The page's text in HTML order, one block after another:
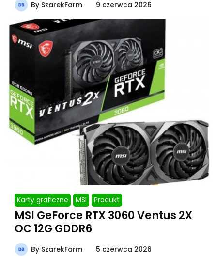
By SzarekFarm 9 czerwca 2026
Karty graficzne MSI Produkt
MSI GeForce RTX 3060 Ventus 2X
OC 12G GDDR6
By SzarekFarm 5 czerwca 2026